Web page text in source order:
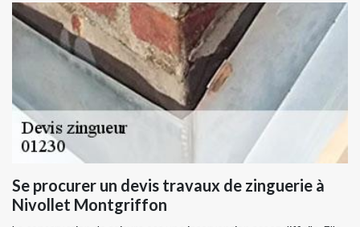
Se procurer un devis travaux de zinguerie à
Nivollet Montgriffon